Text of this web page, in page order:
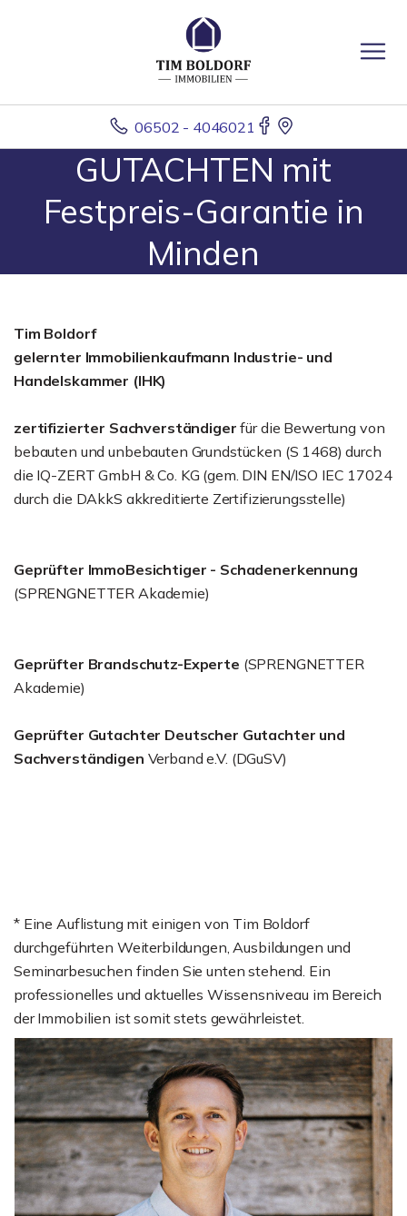
06502 - 4046021
GUTACHTEN mit
Festpreis-Garantie in
Minden
Tim Boldorf
gelernter Immobilienkaufmann Industrie- und
Handelskammer (IHK)
zertifizierter Sachverständiger für die Bewertung von
bebauten und unbebauten Grundstücken (S 1468) durch
die IQ-ZERT GmbH & Co. KG (gem. DIN EN/ISO IEC 17024
durch die DAkkS akkreditierte Zertifizierungsstelle)
Geprüfter ImmoBesichtiger - Schadenerkennung
(SPRENGNETTER Akademie)
Geprüfter Brandschutz-Experte (SPRENGNETTER
Akademie)
Geprüfter Gutachter Deutscher Gutachter und
Sachverständigen Verband e.V. (DGuSV)
* Eine Auflistung mit einigen von Tim Boldorf
durchgeführten Weiterbildungen, Ausbildungen und
Seminarbesuchen finden Sie unten stehend. Ein
professionelles und aktuelles Wissensniveau im Bereich
der Immobilien ist somit stets gewährleistet.